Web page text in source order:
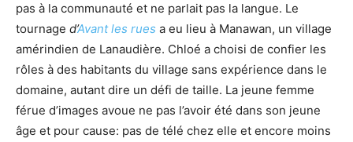
pas à la communauté et ne parlait pas la langue. Le
tournage d’Avant les rues a eu lieu à Manawan, un village
amérindien de Lanaudière. Chloé a choisi de confier les
rôles à des habitants du village sans expérience dans le
domaine, autant dire un défi de taille. La jeune femme
férue d’images avoue ne pas l’avoir été dans son jeune
âge et pour cause: pas de télé chez elle et encore moins